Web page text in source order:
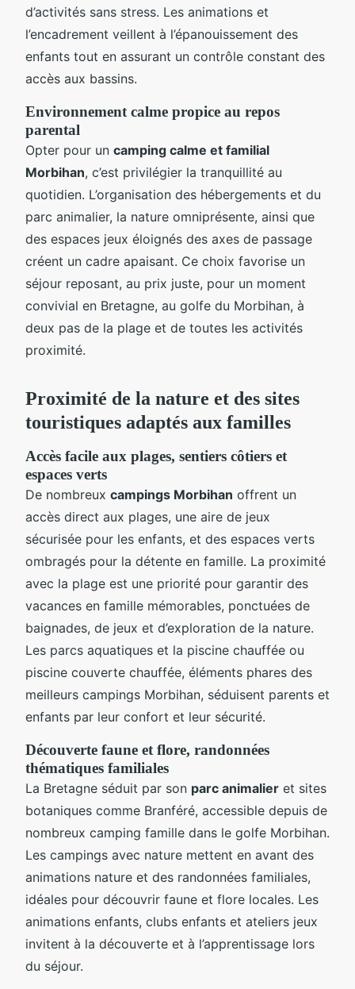
d’activités sans stress. Les animations et
l’encadrement veillent à l’épanouissement des
enfants tout en assurant un contrôle constant des
accès aux bassins.
Environnement calme propice au repos
parental
Opter pour un camping calme et familial
Morbihan, c’est privilégier la tranquillité au
quotidien. L’organisation des hébergements et du
parc animalier, la nature omniprésente, ainsi que
des espaces jeux éloignés des axes de passage
créent un cadre apaisant. Ce choix favorise un
séjour reposant, au prix juste, pour un moment
convivial en Bretagne, au golfe du Morbihan, à
deux pas de la plage et de toutes les activités
proximité.
Proximité de la nature et des sites
touristiques adaptés aux familles
Accès facile aux plages, sentiers côtiers et
espaces verts
De nombreux campings Morbihan offrent un
accès direct aux plages, une aire de jeux
sécurisée pour les enfants, et des espaces verts
ombragés pour la détente en famille. La proximité
avec la plage est une priorité pour garantir des
vacances en famille mémorables, ponctuées de
baignades, de jeux et d’exploration de la nature.
Les parcs aquatiques et la piscine chauffée ou
piscine couverte chauffée, éléments phares des
meilleurs campings Morbihan, séduisent parents et
enfants par leur confort et leur sécurité.
Découverte faune et flore, randonnées
thématiques familiales
La Bretagne séduit par son parc animalier et sites
botaniques comme Branféré, accessible depuis de
nombreux camping famille dans le golfe Morbihan.
Les campings avec nature mettent en avant des
animations nature et des randonnées familiales,
idéales pour découvrir faune et flore locales. Les
animations enfants, clubs enfants et ateliers jeux
invitent à la découverte et à l’apprentissage lors
du séjour.